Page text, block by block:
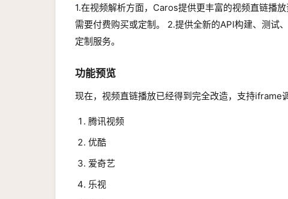
1.在视频解析方面，Caros提供更丰富的视频直链播
需要付费购买或定制。 2.提供全新的API构建、测试
定制服务。
功能预览
现在，视频直链播放已经得到完全改造，支持iframe
腾讯视频
优酷
爱奇艺
乐视